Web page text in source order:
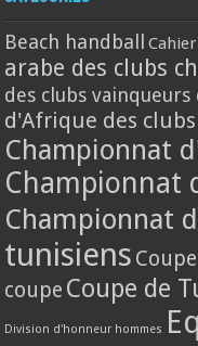
Beach handball
arabe des clubs
des clubs vainqueurs
d'Afrique des
Championnat
Championnat
Championnat
tunisiens
coupe Coupe de
Division d'honneur hommes